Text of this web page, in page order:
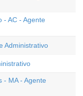
- AC - Agente
Administrativo
- MA - Agente